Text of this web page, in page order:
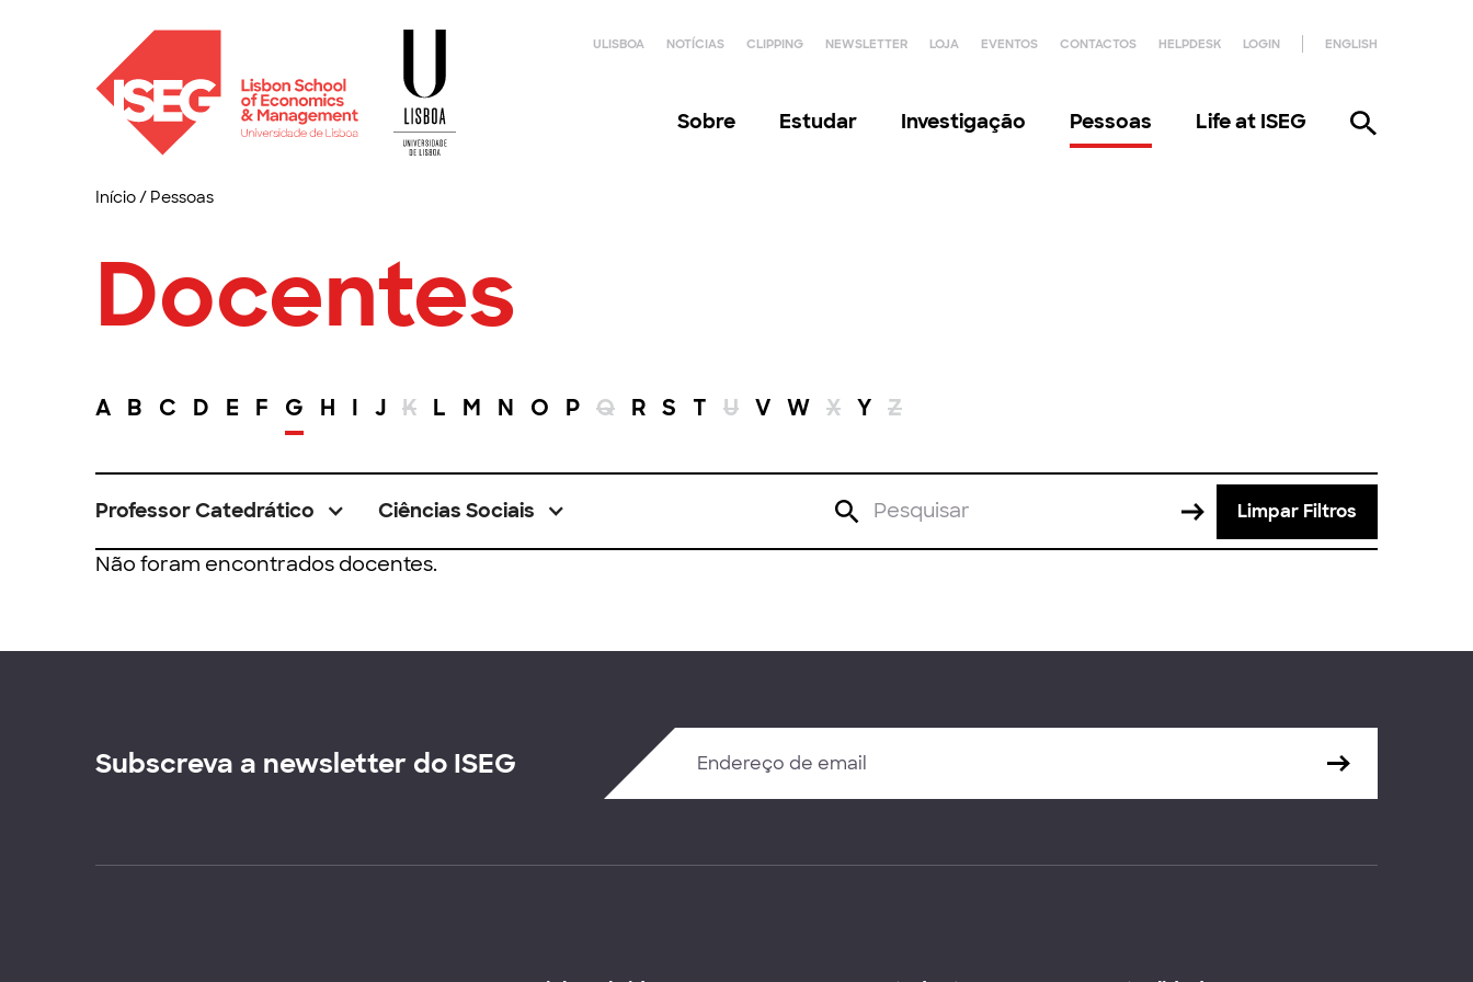
ULISBOA NOTÍCIAS CLIPPING NEWSLETTER LOJA EVENTOS CONTACTOS HELPDESK LOGIN ENGLISH
Sobre Estudar Investigação Pessoas Life at ISEG
Início/ Pessoas
Docentes
A B C D E F G H I J K L M N O P Q R S T U V W X Y Z
Professor Catedrático Ciências Sociais Limpar Filtros
Não foram encontrados docentes.
Subscreva a newsletter do ISEG